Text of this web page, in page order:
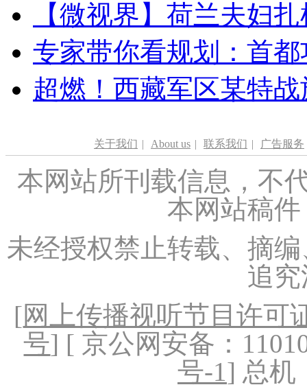
【微视界】荷兰夫妇
专家带你看规划：首
超燃！西藏军区某特
关于我们 | About us | 联系我们 | 广告服务
本网站所刊载信息，不
本网站稿
未经授权禁止转载、摘
追
[网上传播视听节目许可
号] [ 京公网安备：
号-1] 总机